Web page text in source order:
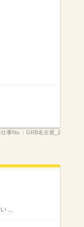
仕事No.： GRB名古屋_2
...